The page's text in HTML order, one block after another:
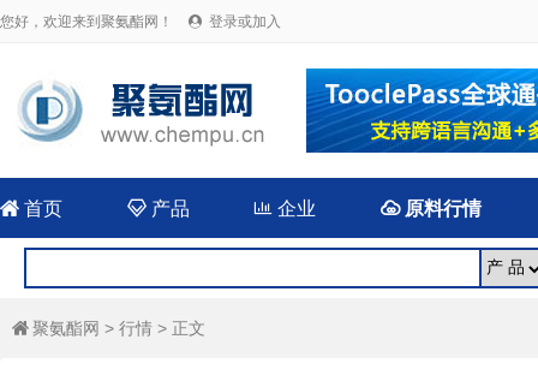
您好，欢迎来到聚氨酯网！  登录或加入
 首页 产品  企业 原料行情
 聚氨酯网 > 行情 > 正文